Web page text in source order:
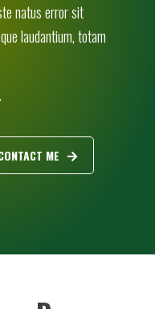
natus error sit
laudantium, totam
ME